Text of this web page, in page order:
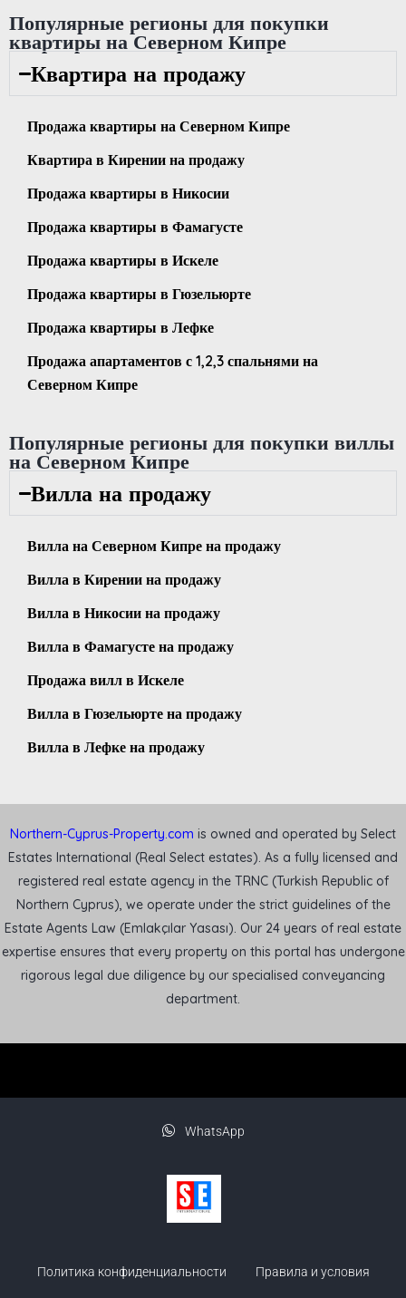
Популярные регионы для покупки
квартиры на Северном Кипре
Квартира на продажу
Продажа квартиры на Северном Кипре
Квартира в Кирении на продажу
Продажа квартиры в Никосии
Продажа квартиры в Фамагусте
Продажа квартиры в Искеле
Продажа квартиры в Гюзельюрте
Продажа квартиры в Лефке
Продажа апартаментов с 1,2,3 спальнями на
Северном Кипре
Популярные регионы для покупки виллы
на Северном Кипре
Вилла на продажу
Вилла на Северном Кипре на продажу
Вилла в Кирении на продажу
Вилла в Никосии на продажу
Вилла в Фамагусте на продажу
Продажа вилл в Искеле
Вилла в Гюзельюрте на продажу
Вилла в Лефке на продажу
Northern-Cyprus-Property.com is owned and operated by Select
Estates International (Real Select estates). As a fully licensed and
registered real estate agency in the TRNC (Turkish Republic of
Northern Cyprus), we operate under the strict guidelines of the
Estate Agents Law (Emlakçılar Yasası). Our 24 years of real estate
expertise ensures that every property on this portal has undergone
rigorous legal due diligence by our specialised conveyancing
department.
WhatsApp
Политика конфиденциальности Правила и условия